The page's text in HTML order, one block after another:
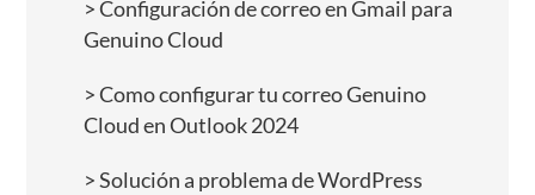
Configuración de correo en Gmail para
Genuino Cloud
Como configurar tu correo Genuino
Cloud en Outlook 2024
Solución a problema de WordPress